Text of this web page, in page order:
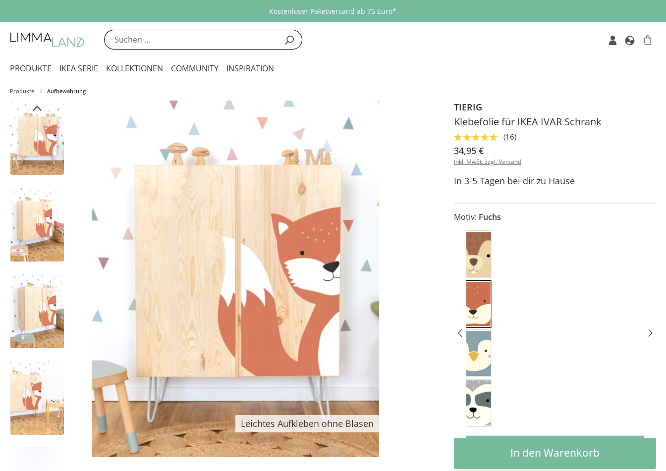
Kostenloser Paketversand ab 75 Euro*
PRODUKTE IKEA SERIE KOLLEKTIONEN COMMUNITY INSPIRATION
Produkte Aufbewahrung
Leichtes Aufkleben ohne Blasen
TIERIG
Klebefolie für IKEA IVAR Schrank
(16)
34,95 €
inkl. MwSt. zzgl. Versand
In 3-5 Tagen bei dir zu Hause
Motiv: Fuchs
Eichhörnchen
Fuchs
Pinguin
Waschbär
Produkt Anzahl: Gib den
In den Warenkorb